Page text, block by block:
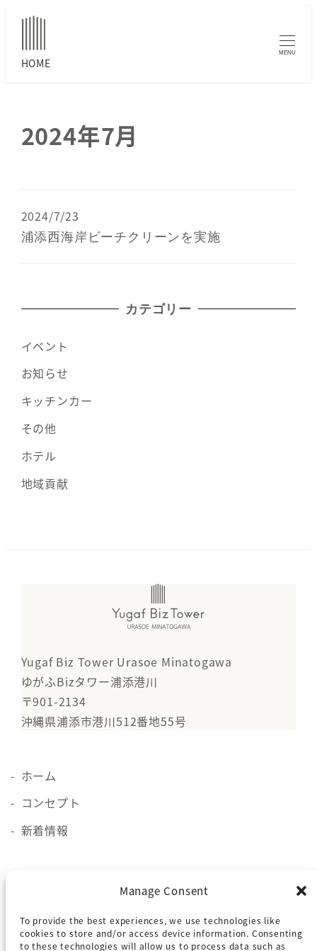
Manage Consent
To provide the best experiences, we use technologies like
cookies to store and/or access device information. Consenting
to these technologies will allow us to process data such as
MENU
2024年7月
浦添西海岸ビーチクリーンを実施
2024/7/23
カテゴリー
イベント
お知らせ
キッチンカー
その他
ホテル
地域貢献
Yugaf Biz Tower Urasoe Minatogawa
ゆがふBizタワー浦添港川
〒901-2134
沖縄県浦添市港川512番地55号
ホーム
コンセプト
新着情報
ロケーション